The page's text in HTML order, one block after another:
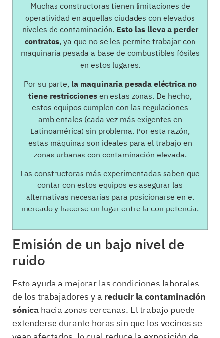
Muchas constructoras tienen limitaciones de
operatividad en aquellas ciudades con elevados
niveles de contaminación. Esto las lleva a perder
contratos, ya que no se les permite trabajar con
maquinaria pesada a base de combustibles fósiles
en estos lugares.
Por su parte, la maquinaria pesada eléctrica no
tiene restriccionesen estas zonas. De hecho,
estos equipos cumplen con las regulaciones
ambientales (cada vez más exigentes en
Latinoamérica) sin problema. Por esta razón,
estas máquinas son ideales para el trabajo en
zonas urbanas con contaminación elevada.
Las constructoras más experimentadas saben que
contar con estos equipos es asegurar las
alternativas necesarias para posicionarse en el
mercado y hacerse un lugar entre la competencia.
Emisión de un bajo nivel de
ruido
Esto ayuda a mejorar las condiciones laborales
de los trabajadores y a reducir la contaminación
sónicahacia zonas cercanas. El trabajo puede
extenderse durante horas sin que los vecinos se